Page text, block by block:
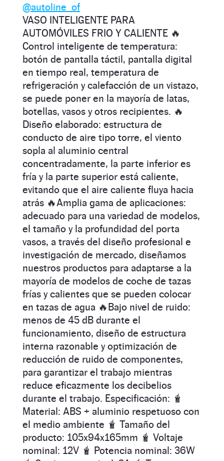
@autoline_of
VASO INTELIGENTE PARA
AUTOMÓVILES FRIO Y CALIENTE 🔥
Control inteligente de temperatura:
botón de pantalla táctil, pantalla digital
en tiempo real, temperatura de
refrigeración y calefacción de un vistazo,
se puede poner en la mayoría de latas,
botellas, vasos y otros recipientes. 🔥
Diseño elaborado: estructura de
conducto de aire tipo torre, el viento
sopla al aluminio central
concentradamente, la parte inferior es
fría y la parte superior está caliente,
evitando que el aire caliente fluya hacia
atrás 🔥Amplia gama de aplicaciones:
adecuado para una variedad de modelos,
el tamaño y la profundidad del porta
vasos, a través del diseño profesional e
investigación de mercado, diseñamos
nuestros productos para adaptarse a la
mayoría de modelos de coche de tazas
frías y calientes que se pueden colocar
en tazas de agua 🔥Bajo nivel de ruido:
menos de 45 dB durante el
funcionamiento, diseño de estructura
interna razonable y optimización de
reducción de ruido de componentes,
para garantizar el trabajo mientras
reduce eficazmente los decibelios
durante el trabajo. Especificación: 🧋
Material: ABS + aluminio respetuoso con
el medio ambiente 🧋 Tamaño del
producto: 105x94x165mm 🧋 Voltaje
nominal: 12V 🧋 Potencia nominal: 36W